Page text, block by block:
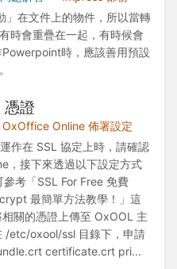
」在文件上的物件，所以當轉
時會重疊在一起，有時候會
時，應該善用預設
憑證
OxOffice Online 佈署設定
作在 SSL 協定上時，請確認
，接下來透過以下設定方式
考「SSL For Free 免費
最簡單方法教學！」這
關的憑證上傳至 OxOOL 主
/etc/oxool/ssl 目錄下，申請
certificate.crt pri...